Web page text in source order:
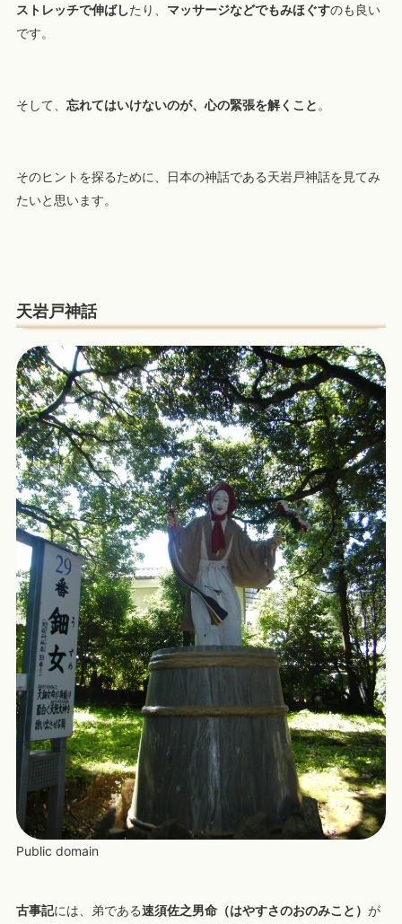
ストレッチで伸ばしたり、 マッサージなどでもみほぐすのも良い
です。
そして、 忘れてはいけないのが、心の緊張を解くこと 。
そのヒントを探るために、日本の神話である天岩戸神話を見てみ
たいと思います。
天岩戸神話
Public domain
古事記には、弟である速須佐之男命（はやすさのおのみこと） が